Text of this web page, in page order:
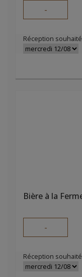
-
Réception
Bière à la
-
Réception